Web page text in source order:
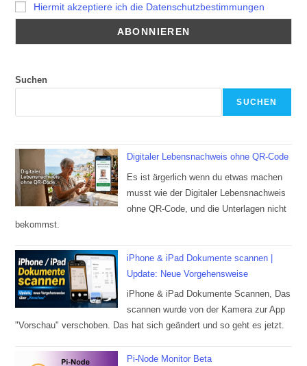
Hiermit akzeptiere ich die Datenschutzbestimmungen
Suchen
SUCHEN
Digitaler Lebensnachweis ohne QR-Code
Es ist ärgerlich wenn du etwas machen
musst wie der Digitaler Lebensnachweis
ohne QR-Code, und die Unterlagen nicht
bekommst.
iPhone & iPad Dokumente scannen |
Update: Neue Vorgehensweise
iPhone & iPad Dokumente Scannen, Das
scannen wurde von der Kamera zur App
"Vorschau" verschoben. Das hat sich geändert und so geht es jetzt.
Pi-Node Monitor Beta